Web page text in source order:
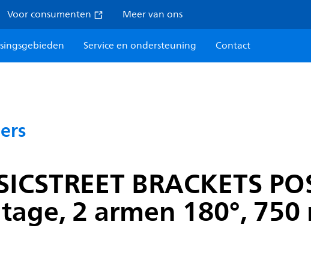
Voor consumenten Meer van ons
Service en ondersteuning Contact
BRACKETS
2 armen 180°, 750